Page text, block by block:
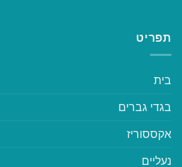
תפריט
בית
בגדי גברים
אקססוריז
נעליים